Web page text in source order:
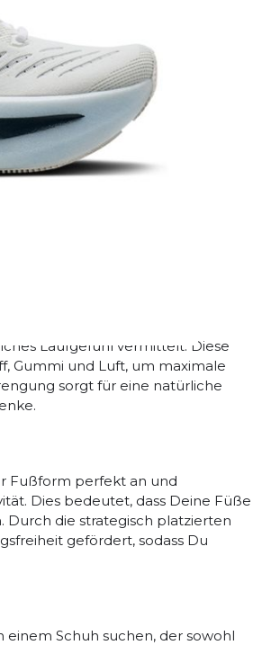
Max 2 eine
Laufgefühl vermittelt. Diese
Gummi und Luft, um maximale
sorgt für eine natürliche
Fußform perfekt an und
Dies bedeutet, dass Deine Füße
die strategisch platzierten
gefördert, sodass Du
einem Schuh suchen, der sowohl